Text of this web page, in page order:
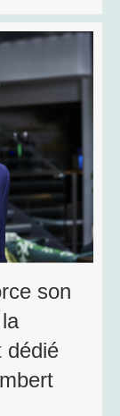
son
dédié